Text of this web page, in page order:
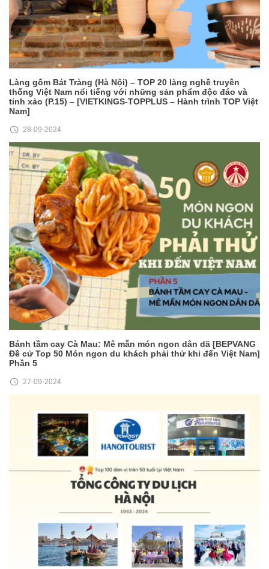
Làng gốm Bát Tràng (Hà Nội) – TOP 20 làng nghề truyền
thống Việt Nam nổi tiếng với những sản phẩm độc đáo và
tinh xảo (P.15) – [VIETKINGS-TOPPLUS – Hành trình TOP Việt
Nam]
28-09-2024
Bánh tầm cay Cà Mau: Mê mẫn món ngon dân dã [BEPVANG
Đề cử Top 50 Món ngon du khách phải thử khi đến Việt Nam]
Phần 5
27-09-2024